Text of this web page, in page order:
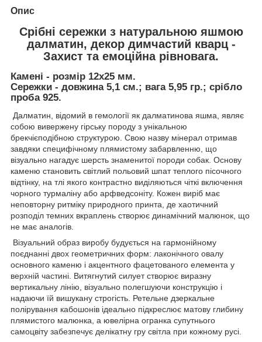
Опис
Срібні сережки з натуральною яшмою
далматин, декор димчастий кварц -
Захист та емоційна рівновага.
Камені - розмір 12х25 мм.
Сережки - довжина 5,1 см.; вага 5,95 гр.; срібло
проба 925.
Далматин, відомий в гемології як далматинова яшма, являє
собою вивержену гірську породу з унікальною
брекчієподібною структурою. Свою назву мінерал отримав
завдяки специфічному плямистому забарвленню, що
візуально нагадує шерсть знаменитої породи собак. Основу
каменю становить світлий польовий шпат теплого пісочного
відтінку, на тлі якого контрастно виділяються чіткі включення
чорного турмаліну або арфведсоніту. Кожен виріб має
неповторну ритміку природного принта, де хаотичний
розподіл темних вкраплень створює динамічний малюнок, що
не має аналогів.
Візуальний образ виробу будується на гармонійному
поєднанні двох геометричних форм: лаконічного овалу
основного каменю і акцентного фацетованого елемента у
верхній частині. Витягнутий силует створює виразну
вертикальну лінію, візуально полегшуючи конструкцію і
надаючи їй вишукану строгість. Ретельне дзеркальне
полірування кабошонів ідеально підкреслює матову глибину
плямистого малюнка, а ювелірна огранка супутнього
самоцвіту забезпечує делікатну гру світла при кожному русі.